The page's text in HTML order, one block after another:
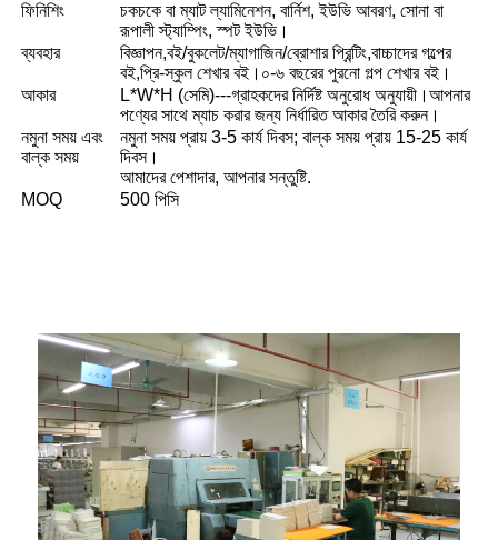
ফিনিশিং
চকচকে বা ম্যাট ল্যামিনেশন, বার্নিশ, ইউভি আবরণ, সোনা বা
রূপালী স্ট্যাম্পিং, স্পট ইউভি।
ব্যবহার
বিজ্ঞাপন,বই/বুকলেট/ম্যাগাজিন/ব্রোশার প্রিন্টিং,বাচ্চাদের গল্পের
বই,প্রি-স্কুল শেখার বই।০-৬ বছরের পুরনো গল্প শেখার বই।
আকার
L*W*H (সেমি)---গ্রাহকদের নির্দিষ্ট অনুরোধ অনুযায়ী।আপনার
পণ্যের সাথে ম্যাচ করার জন্য নির্ধারিত আকার তৈরি করুন।
নমুনা সময় এবং
বাল্ক সময়
নমুনা সময় প্রায় 3-5 কার্য দিবস; বাল্ক সময় প্রায় 15-25 কার্য
দিবস।
আমাদের পেশাদার, আপনার সন্তুষ্টি.
MOQ
500 পিসি